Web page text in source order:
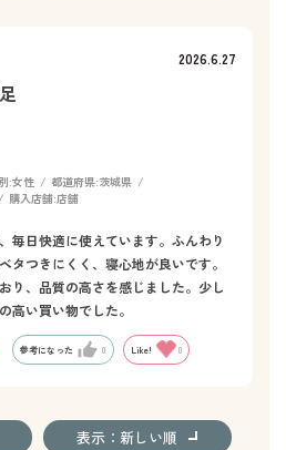
2026.6.27
:女性 都道府県:茨城県
購入店舗:店舗
毎日快適に使えています。ふんわり
タつきにくく、寝心地が良いです。
り、品質の高さを感じました。少し
高い買い物でした。
参考になった 0 Like! 0
表示：新しい順